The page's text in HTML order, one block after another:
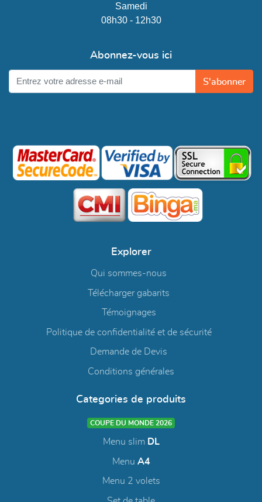
Samedi
08h30 - 12h30
Abonnez-vous ici
S'abonner
Explorer
Qui sommes-nous
Télécharger gabarits
Témoignages
Politique de confidentialité et de sécurité
Demande de Devis
Conditions générales
Categories de produits
COUPE DU MONDE 2026
Menu slim DL
Menu A4
Menu 2 volets